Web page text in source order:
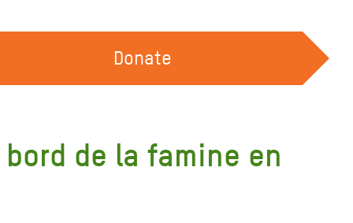
DEVENIR BÉNÉVOLE
Donate
de la famine en